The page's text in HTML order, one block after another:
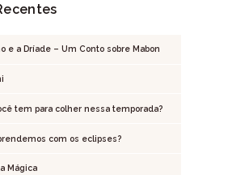
e a Dríade – Um Conto sobre Mabon
tem para colher nessa temporada?
com os eclipses?
Mágica